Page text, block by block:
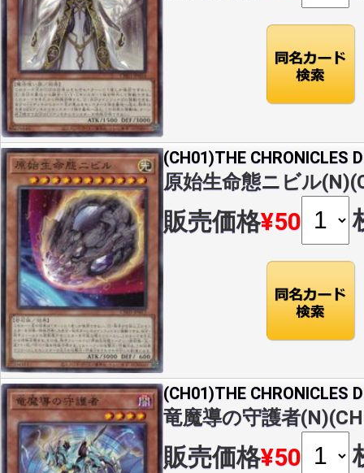
(CH01)THE CHRONICLES
原始生命態ニビル
販売価格¥50
(CH01)THE CHRONICLES
竜魔導の守護者
販売価格¥50